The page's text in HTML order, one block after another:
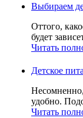
Выбираем
Оттого,
будет
Читать
Детское
Несомненно,
удобно.
Читать